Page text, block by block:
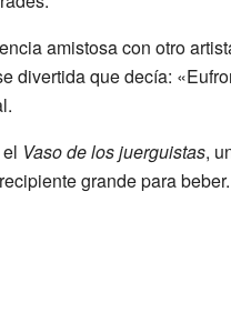
amistosa con otro
divertida que decía:
Vaso de los juerguistas,
grande para beber.